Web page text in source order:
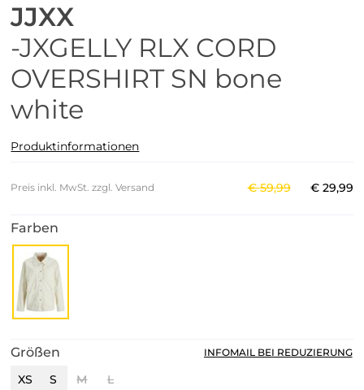
JJXX
-JXGELLY RLX CORD
OVERSHIRT SN bone
white
Produktinformationen
Preis inkl. MwSt. zzgl. Versand €59,99 € 29,99
Farben
Größen
XS S M L
INFOMAIL BEI REDUZIERUNG